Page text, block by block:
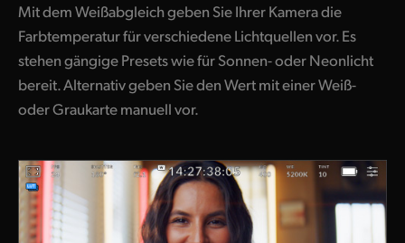
Mit dem Weißabgleich geben Sie Ihrer Kamera die
Farbtemperatur für verschiedene Lichtquellen vor. Es
stehen gängige Presets wie für Sonnen- oder Neonlicht
bereit. Alternativ geben Sie den Wert mit einer Weiß-
oder Graukarte manuell vor.